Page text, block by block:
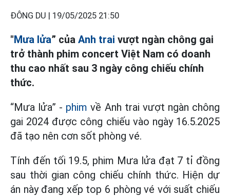
ĐÔNG DU | 19/05/2025 21:50
"Mưa lửa” của Anh trai vượt ngàn chông gai
trở thành phim concert Việt Nam có doanh
thu cao nhất sau 3 ngày công chiếu chính
thức.
“Mưa lửa” - phim về Anh trai vượt ngàn chông
gai 2024 được công chiếu vào ngày 16.5.2025
đã tạo nên cơn sốt phòng vé.
Tính đến tối 19.5, phim Mưa lửa đạt 7 tỉ đồng
sau thời gian công chiếu chính thức. Hiện dự
án này đang xếp top 6 phòng vé với suất chiếu